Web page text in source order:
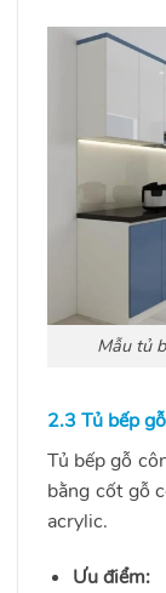
Mẫu tủ
2.3 Tủ bếp
Tủ bếp gỗ
bằng cốt gỗ
acrylic.
Ưu điểm: